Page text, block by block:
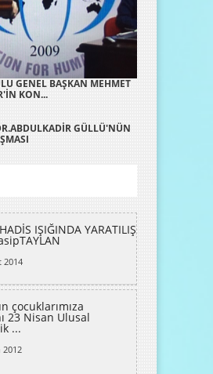
GENEL BAŞKAN MEHMET
KON...
GÜLLÜ'NÜN
HADİS IŞIĞINDA YARATILIŞ
çocuklarımıza
23 Nisan Ulusal
...